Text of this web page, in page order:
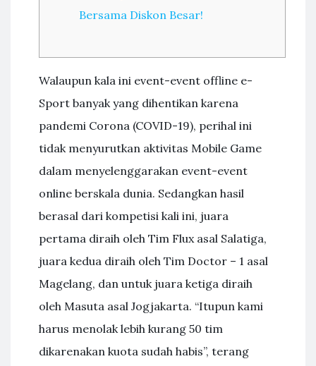
Bersama Diskon Besar!
Walaupun kala ini event-event offline e-
Sport banyak yang dihentikan karena
pandemi Corona (COVID-19), perihal ini
tidak menyurutkan aktivitas Mobile Game
dalam menyelenggarakan event-event
online berskala dunia. Sedangkan hasil
berasal dari kompetisi kali ini, juara
pertama diraih oleh Tim Flux asal Salatiga,
juara kedua diraih oleh Tim Doctor – 1 asal
Magelang, dan untuk juara ketiga diraih
oleh Masuta asal Jogjakarta. “Itupun kami
harus menolak lebih kurang 50 tim
dikarenakan kuota sudah habis”, terang